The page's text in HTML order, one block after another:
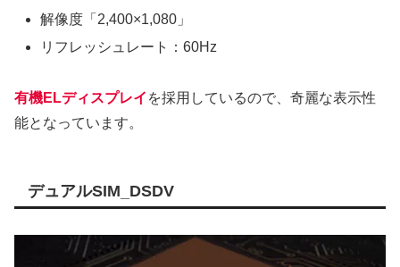
解像度「2,400×1,080」
リフレッシュレート：60Hz
有機ELディスプレイ を採用しているので、奇麗な表示性
能となっています。
デュアルSIM_DSDV